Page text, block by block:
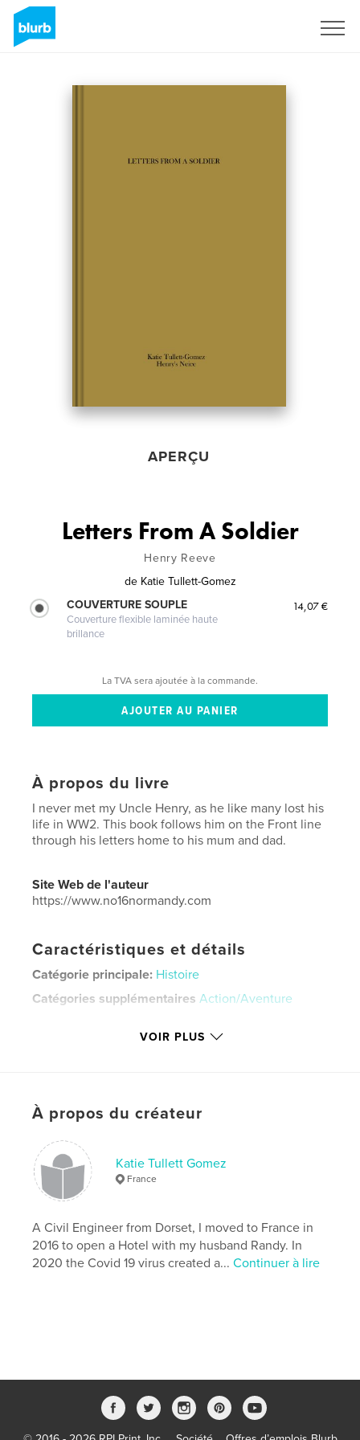
APERÇU
Letters From A Soldier
Henry Reeve
de Katie Tullett-Gomez
COUVERTURE SOUPLE
Couverture flexible laminée haute
brillance
14,07 €
La TVA sera ajoutée à la commande.
À propos du livre
I never met my Uncle Henry, as he like many lost his
life in WW2. This book follows him on the Front line
through his letters home to his mum and dad.
Site Web de l'auteur
https://www.no16normandy.com
Caractéristiques et détails
Catégorie principale: Histoire
Catégories supplémentaires Action/Aventure
Date de publication:
Langue English
Mots-clés
, War
VOIR PLUS
À propos du créateur
Katie Tullett Gomez
France
A Civil Engineer from Dorset, I moved to France in
2016 to open a Hotel with my husband Randy. In
2020 the Covid 19 virus created a...Continuer à lire